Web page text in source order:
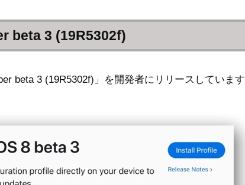
beta 3 (19R5302f)
beta 3 (19R5302f)」を開発者にリリースしています